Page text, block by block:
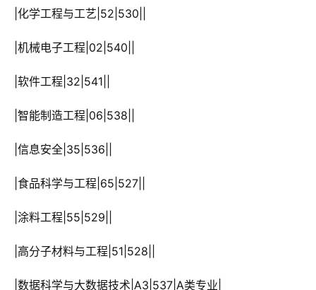
|化学工程与工艺|52|530||
|机械电子工程|02|540||
|软件工程|32|541||
|智能制造工程|06|538||
|信息安全|35|536||
|食品科学与工程|65|527||
|涂料工程|55|529||
|高分子材料与工程|51|528||
|数据科学与大数据技术|A3|537|A类专业|